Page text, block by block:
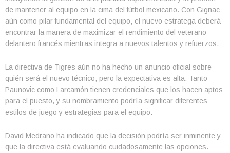
de mantener al equipo en la cima del fútbol mexicano. Con Gignac
aún como pilar fundamental del equipo, el nuevo estratega deberá
encontrar la manera de maximizar el rendimiento del veterano
delantero francés mientras integra a nuevos talentos y refuerzos.
La directiva de Tigres aún no ha hecho un anuncio oficial sobre
quién será el nuevo técnico, pero la expectativa es alta. Tanto
Paunovic como Larcamón tienen credenciales que los hacen aptos
para el puesto, y su nombramiento podría significar diferentes
estilos de juego y estrategias para el equipo.
David Medrano ha indicado que la decisión podría ser inminente y
que la directiva está evaluando cuidadosamente las opciones.